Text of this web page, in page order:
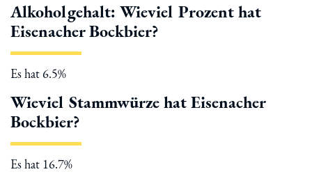
Alkoholgehalt: Wieviel Prozent hat
Eisenacher Bockbier?
Es hat 6.5%
Wieviel Stammwürze hat Eisenacher
Bockbier?
Es hat 16.7%